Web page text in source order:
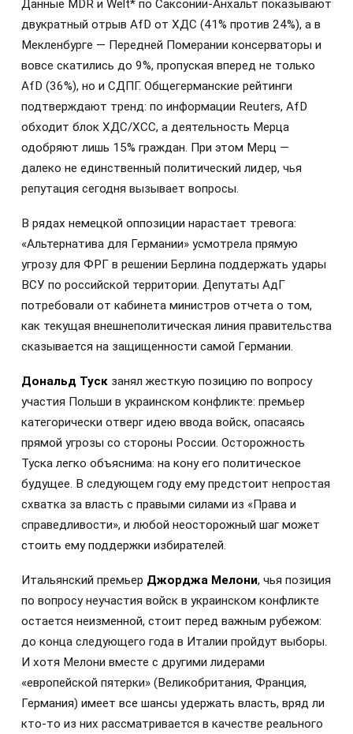
Данные MDR и Welt* по Саксонии-Анхальт показывают
двукратный отрыв AfD от ХДС (41% против 24%), а в
Мекленбурге — Передней Померании консерваторы и
вовсе скатились до 9%, пропуская вперед не только
AfD (36%), но и СДПГ. Общегерманские рейтинги
подтверждают тренд: по информации Reuters, AfD
обходит блок ХДС/ХСС, а деятельность Мерца
одобряют лишь 15% граждан. При этом Мерц —
далеко не единственный политический лидер, чья
репутация сегодня вызывает вопросы.
В рядах немецкой оппозиции нарастает тревога:
«Альтернатива для Германии» усмотрела прямую
угрозу для ФРГ в решении Берлина поддержать удары
ВСУ по российской территории. Депутаты АдГ
потребовали от кабинета министров отчета о том,
как текущая внешнеполитическая линия правительства
сказывается на защищенности самой Германии.
Дональд Туск занял жесткую позицию по вопросу
участия Польши в украинском конфликте: премьер
категорически отверг идею ввода войск, опасаясь
прямой угрозы со стороны России. Осторожность
Туска легко объяснима: на кону его политическое
будущее. В следующем году ему предстоит непростая
схватка за власть с правыми силами из «Права и
справедливости», и любой неосторожный шаг может
стоить ему поддержки избирателей.
Итальянский премьер Джорджа Мелони, чья позиция
по вопросу неучастия войск в украинском конфликте
остается неизменной, стоит перед важным рубежом:
до конца следующего года в Италии пройдут выборы.
И хотя Мелони вместе с другими лидерами
«европейской пятерки» (Великобритания, Франция,
Германия) имеет все шансы удержать власть, вряд ли
кто-то из них рассматривается в качестве реального